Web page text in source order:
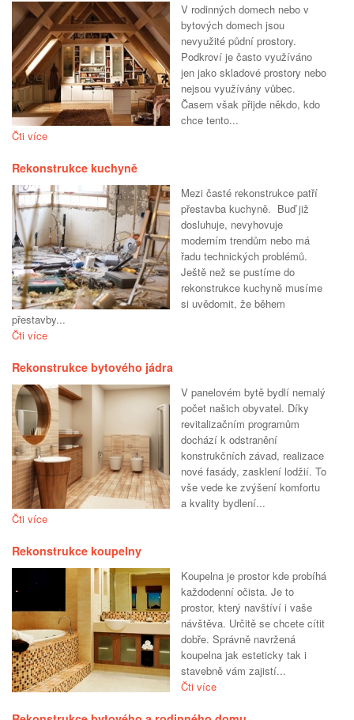
V rodinných domech nebo v
bytových domech jsou
nevyužité půdní prostory.
Podkroví je často využíváno
jen jako skladové prostory nebo
nejsou využívány vůbec.
Časem však přijde někdo, kdo
chce tento...
Čti více
Rekonstrukce kuchyně
Mezi časté rekonstrukce patří
přestavba kuchyně. Buď již
dosluhuje, nevyhovuje
moderním trendům nebo má
řadu technických problémů.
Ještě než se pustíme do
rekonstrukce kuchyně musíme
si uvědomit, že během
přestavby...
Čti více
Rekonstrukce bytového jádra
V panelovém bytě bydlí nemalý
počet našich obyvatel. Díky
revitalizačním programům
dochází k odstranění
konstrukčních závad, realizace
nové fasády, zasklení lodžií. To
vše vede ke zvýšení komfortu
a kvality bydlení...
Čti více
Rekonstrukce koupelny
Koupelna je prostor kde probíhá
každodenní očista. Je to
prostor, který navštíví i vaše
návštěva. Určitě se chcete cítit
dobře. Správně navržená
koupelna jak esteticky tak i
stavebně vám zajistí...
Čti více